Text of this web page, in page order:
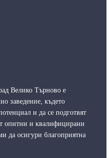
Велико Търново е
заведение, където
и да се подготвят
опитни и квалифицирани
да осигури благоприятна